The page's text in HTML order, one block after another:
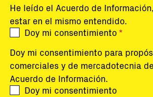
He leído el Acuerdo de Información
estar en el mismo entendido.
Doy mi consentimiento
Doy mi consentimiento para
comerciales y de mercadotecnia
Acuerdo de Información.
Doy mi consentimiento